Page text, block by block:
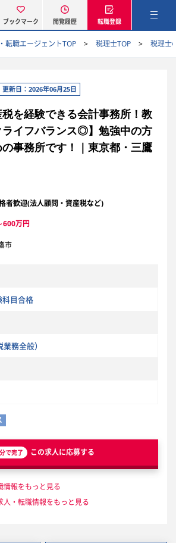
ブックマーク 閲覧履歴 転職登録
転職エージェントTOP 税理士TOP 税理士
更新日：2026年06月25日
税を経験できる会計事務所！教
ライフバランス◎】勉強中の方
事務所です！｜東京都・三鷹
者歓迎(法人顧問・資産税など)
600万円
市
科目合格
務全般）
で完了 この求人に応募する
情報をもっと見る
人・転職情報をもっと見る